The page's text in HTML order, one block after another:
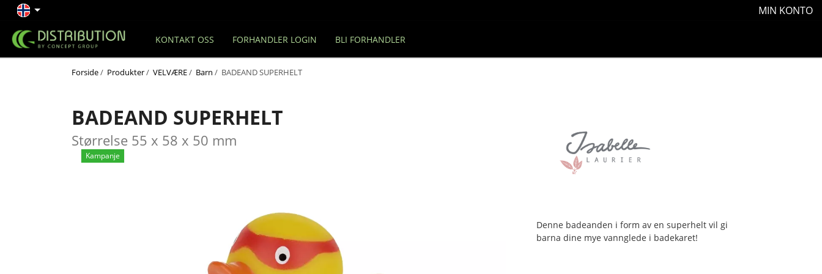
MIN KONTO
KONTAKT OSS FORHANDLER LOGIN BLI FORHANDLER
Forside/ Produkter/ VELVÆRE/ Barn / BADEAND SUPERHELT
BADEAND SUPERHELT
Størrelse 55 x 58 x 50 mm
Kampanje
Denne badeanden i form av en superhelt vil gi
barna dine mye vannglede i badekaret!